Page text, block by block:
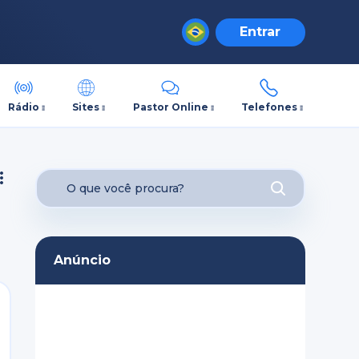
Entrar
Rádio Sites Pastor Online Telefones
Anúncio